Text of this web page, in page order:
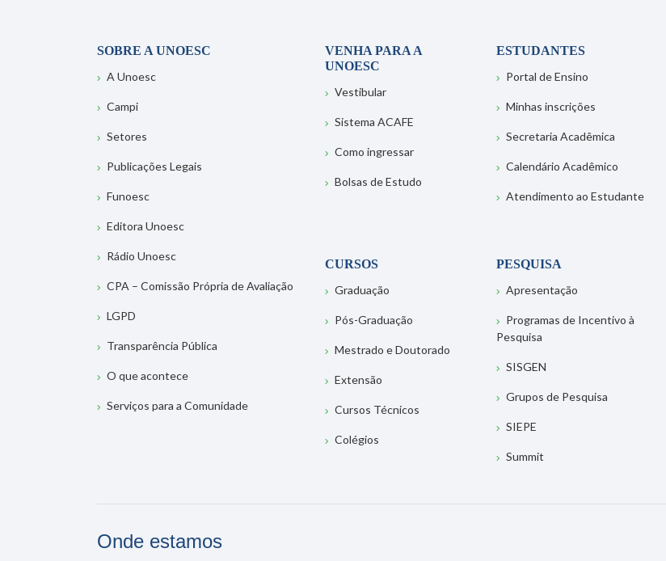
SOBRE A UNOESC
A Unoesc
Campi
Setores
Publicações Legais
Funoesc
Editora Unoesc
Rádio Unoesc
CPA – Comissão Própria de Avaliação
LGPD
Transparência Pública
O que acontece
Serviços para a Comunidade
VENHA PARA A
UNOESC
Vestibular
Sistema ACAFE
Como ingressar
Bolsas de Estudo
ESTUDANTES
Portal de Ensino
Minhas inscrições
Secretaria Acadêmica
Calendário Acadêmico
Atendimento ao Estudante
CURSOS
Graduação
Pós-Graduação
Mestrado e Doutorado
Extensão
Cursos Técnicos
Colégios
PESQUISA
Apresentação
Programas de Incentivo à
Pesquisa
SISGEN
Grupos de Pesquisa
SIEPE
Summit
Onde estamos